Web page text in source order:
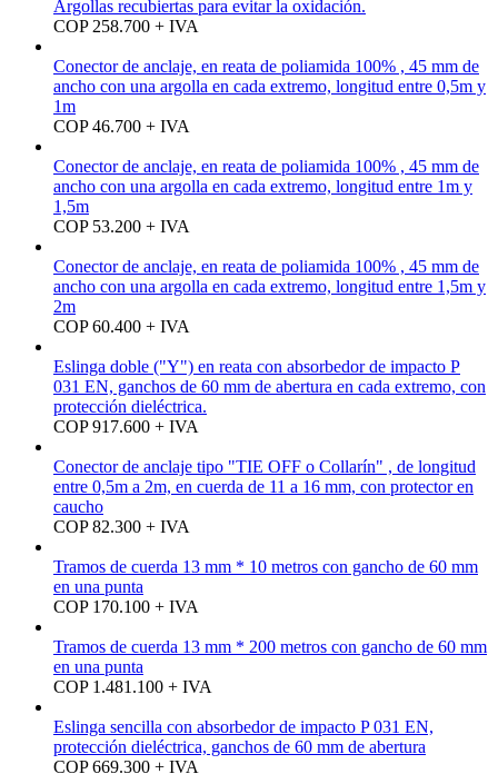
Argollas recubiertas para evitar la oxidación.
COP 258.700 + IVA
Conector de anclaje, en reata de poliamida 100% , 45 mm de
ancho con una argolla en cada extremo, longitud entre 0,5m y
1m
COP 46.700 + IVA
Conector de anclaje, en reata de poliamida 100% , 45 mm de
ancho con una argolla en cada extremo, longitud entre 1m y
1,5m
COP 53.200 + IVA
Conector de anclaje, en reata de poliamida 100% , 45 mm de
ancho con una argolla en cada extremo, longitud entre 1,5m y
2m
COP 60.400 + IVA
Eslinga doble ("Y") en reata con absorbedor de impacto P
031 EN, ganchos de 60 mm de abertura en cada extremo, con
protección dieléctrica.
COP 917.600 + IVA
Conector de anclaje tipo "TIE OFF o Collarín" , de longitud
entre 0,5m a 2m, en cuerda de 11 a 16 mm, con protector en
caucho
COP 82.300 + IVA
Tramos de cuerda 13 mm * 10 metros con gancho de 60 mm
en una punta
COP 170.100 + IVA
Tramos de cuerda 13 mm * 200 metros con gancho de 60 mm
en una punta
COP 1.481.100 + IVA
Eslinga sencilla con absorbedor de impacto P 031 EN,
protección dieléctrica, ganchos de 60 mm de abertura
COP 669.300 + IVA